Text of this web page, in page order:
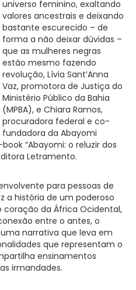
universo feminino, exaltando
valores ancestrais e deixando
bastante escurecido – de
forma a não deixar dúvidas –
que as mulheres negras
estão mesmo fazendo
revolução, Lívia Sant’Anna
Vaz, promotora de Justiça do
Ministério Público da Bahia
(MPBA), e Chiara Ramos,
procuradora federal e co-
fundadora da Abayomi
“Abayomi: o reluzir dos
Letramento.
para pessoas de
a história de um poderoso
coração da África Ocidental,
entre o antes, o
narrativa que leva em
que representam o
ensinamentos
irmandades.